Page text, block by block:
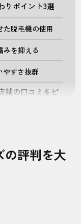
りポイント3選
脱毛機の使用
を抑える
すさ抜群
舗の口コミをピ
・・・
の評判を大